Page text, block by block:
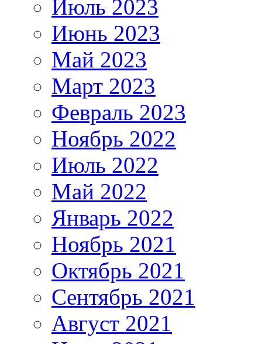
Июль 2023
Июнь 2023
Май 2023
Март 2023
Февраль 2023
Ноябрь 2022
Июль 2022
Май 2022
Январь 2022
Ноябрь 2021
Октябрь 2021
Сентябрь 2021
Август 2021